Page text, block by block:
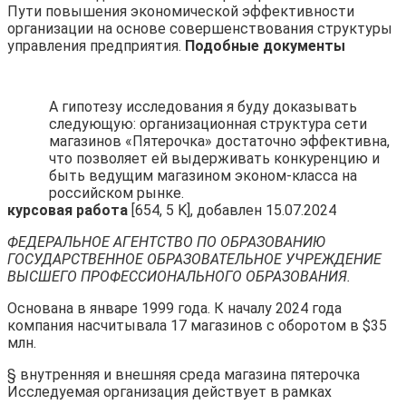
Пути повышения экономической эффективности
организации на основе совершенствования структуры
управления предприятия. Подобные документы
А гипотезу исследования я буду доказывать
следующую: организационная структура сети
магазинов «Пятерочка» достаточно эффективна,
что позволяет ей выдерживать конкуренцию и
быть ведущим магазином эконом-класса на
российском рынке.
курсовая работа [654, 5 K], добавлен 15.07.2024
ФЕДЕРАЛЬНОЕ АГЕНТСТВО ПО ОБРАЗОВАНИЮ
ГОСУДАРСТВЕННОЕ ОБРАЗОВАТЕЛЬНОЕ УЧРЕЖДЕНИЕ
ВЫСШЕГО ПРОФЕССИОНАЛЬНОГО ОБРАЗОВАНИЯ.
Основана в январе 1999 года. К началу 2024 года
компания насчитывала 17 магазинов с оборотом в $35
млн.
§ внутренняя и внешняя среда магазина пятерочка
Исследуемая организация действует в рамках